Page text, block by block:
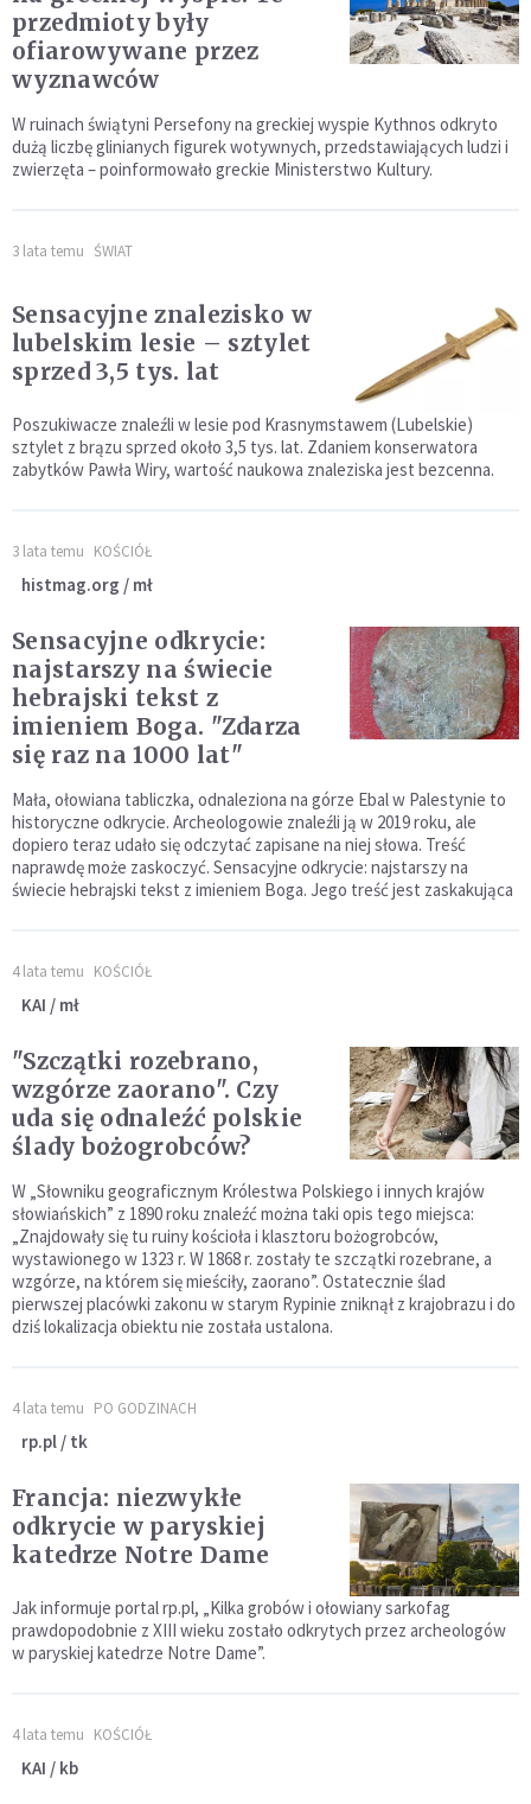
przedmioty były
ofiarowywane przez
wyznawców
W ruinach świątyni Persefony na greckiej wyspie Kythnos odkryto
dużą liczbę glinianych figurek wotywnych, przedstawiających ludzi i
zwierzęta – poinformowało greckie Ministerstwo Kultury.
3 lata temu ŚWIAT
Sensacyjne znalezisko w
lubelskim lesie – sztylet
sprzed 3,5 tys. lat
Poszukiwacze znaleźli w lesie pod Krasnymstawem (Lubelskie)
sztylet z brązu sprzed około 3,5 tys. lat. Zdaniem konserwatora
zabytków Pawła Wiry, wartość naukowa znaleziska jest bezcenna.
3 lata temu KOŚCIÓŁ
histmag.org / mł
Sensacyjne odkrycie:
najstarszy na świecie
hebrajski tekst z
imieniem Boga. "Zdarza
się raz na 1000 lat"
Mała, ołowiana tabliczka, odnaleziona na górze Ebal w Palestynie to
historyczne odkrycie. Archeologowie znaleźli ją w 2019 roku, ale
dopiero teraz udało się odczytać zapisane na niej słowa. Treść
naprawdę może zaskoczyć. Sensacyjne odkrycie: najstarszy na
świecie hebrajski tekst z imieniem Boga. Jego treść jest zaskakująca
4 lata temu KOŚCIÓŁ
KAI / mł
"Szczątki rozebrano,
wzgórze zaorano". Czy
uda się odnaleźć polskie
ślady bożogrobców?
W „Słowniku geograficznym Królestwa Polskiego i innych krajów
słowiańskich” z 1890 roku znaleźć można taki opis tego miejsca:
„Znajdowały się tu ruiny kościoła i klasztoru bożogrobców,
wystawionego w 1323 r. W 1868 r. zostały te szczątki rozebrane, a
wzgórze, na którem się mieściły, zaorano”. Ostatecznie ślad
pierwszej placówki zakonu w starym Rypinie zniknął z krajobrazu i do
dziś lokalizacja obiektu nie została ustalona.
4 lata temu PO GODZINACH
rp.pl / tk
Francja: niezwykłe
odkrycie w paryskiej
katedrze Notre Dame
Jak informuje portal rp.pl, „Kilka grobów i ołowiany sarkofag
prawdopodobnie z XIII wieku zostało odkrytych przez archeologów
w paryskiej katedrze Notre Dame”.
4 lata temu KOŚCIÓŁ
KAI / kb